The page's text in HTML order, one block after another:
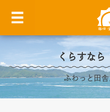
くらすなら
ふわっと田